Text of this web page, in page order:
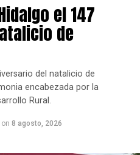
el 147
de
del natalicio de
encabezada por la
Rural.
on 8 agosto, 2026